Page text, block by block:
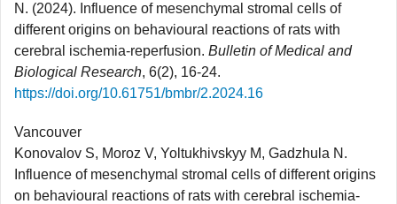
N. (2024). Influence of mesenchymal stromal cells of
different origins on behavioural reactions of rats with
cerebral ischemia-reperfusion. Bulletin of Medical and
Biological Research, 6(2), 16-24.
https://doi.org/10.61751/bmbr/2.2024.16
Vancouver
Konovalov S, Moroz V, Yoltukhivskyy M, Gadzhula N.
Influence of mesenchymal stromal cells of different origins
on behavioural reactions of rats with cerebral ischemia-